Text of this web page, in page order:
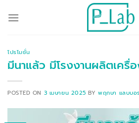
โปรโมชั่น
มีนาแล้ว มีโรงงานผลิตเครื่
POSTED ON 3 เมษายน 2025 BYพฤกษา แลบบอ